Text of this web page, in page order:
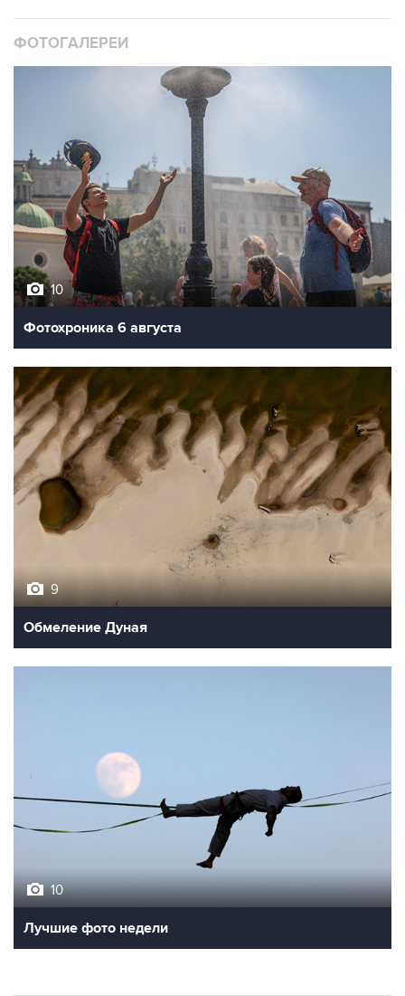
ФОТОГАЛЕРЕИ
10
Фотохроника 6 августа
9
Обмеление Дуная
10
Лучшие фото недели